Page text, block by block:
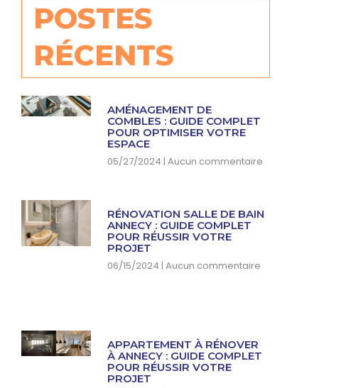
POSTES
RÉCENTS
AMÉNAGEMENT DE
COMBLES : GUIDE COMPLET
POUR OPTIMISER VOTRE
ESPACE
05/27/2024 Aucun commentaire
RÉNOVATION SALLE DE BAIN
ANNECY : GUIDE COMPLET
POUR RÉUSSIR VOTRE
PROJET
06/15/2024 Aucun commentaire
APPARTEMENT À RÉNOVER
À ANNECY : GUIDE COMPLET
POUR RÉUSSIR VOTRE
PROJET